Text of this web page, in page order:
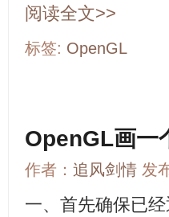
阅读全文>>
标签: OpenGL
OpenGL画一
作者： 追风剑情 发
一、首先确保已